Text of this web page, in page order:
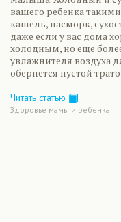
вашего ребенка
кашель, насморк,
даже если у вас дома
холодным, но еще
увлажнителя воздуха
обернется пустой
Читать статью
Здоровье мамы и ребенка